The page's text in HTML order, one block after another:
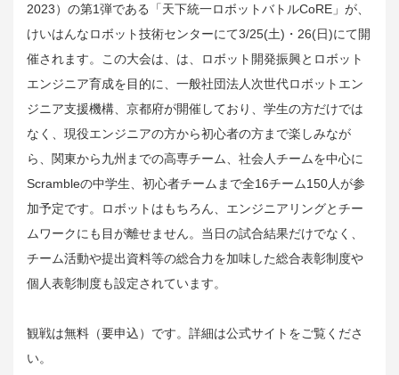
2023）の第1弾である「天下統一ロボットバトルCoRE」が、
けいはんなロボット技術センターにて3/25(土)・26(日)にて開
催されます。この大会は、は、ロボット開発振興とロボット
エンジニア育成を目的に、一般社団法人次世代ロボットエン
ジニア支援機構、京都府が開催しており、学生の方だけでは
なく、現役エンジニアの方から初心者の方まで楽しみなが
ら、関東から九州までの高専チーム、社会人チームを中心に
Scrambleの中学生、初心者チームまで全16チーム150人が参
加予定です。ロボットはもちろん、エンジニアリングとチー
ムワークにも目が離せません。当日の試合結果だけでなく、
チーム活動や提出資料等の総合力を加味した総合表彰制度や
個人表彰制度も設定されています。
観戦は無料（要申込）です。詳細は公式サイトをご覧くださ
い。